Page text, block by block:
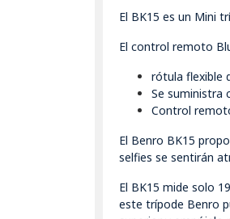
El BK15 es un Mini
El control remoto
rótula flexible
Se suministra
Control
El Benro BK15
selfies se sentirán
El BK15 mide solo
este trípode Benro